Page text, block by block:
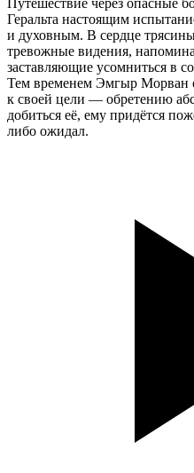
Геральта настоящим
и духовным. В сердце
тревожные видения,
заставляющие усомниться в
Тем временем Эмгыр Морван
к своей цели — обретению
добиться её, ему придётся
либо ожидал.